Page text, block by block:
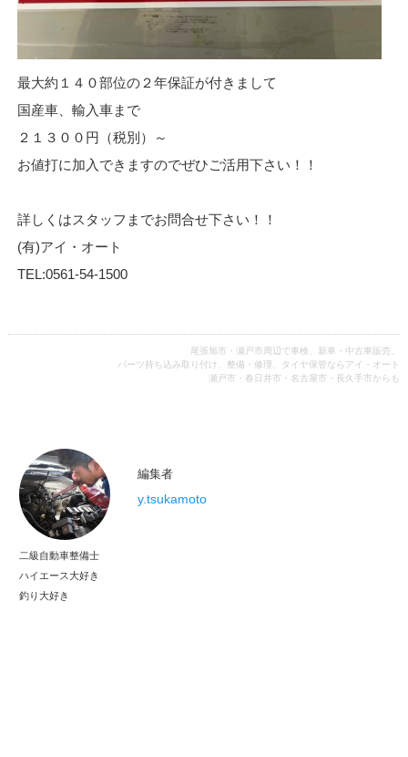
最大約１４０部位の２年保証が付きまして
国産車、輸入車まで
２１３００円（税別）～
お値打に加入できますのでぜひご活用下さい！！
詳しくはスタッフまでお問合せ下さい！！
(有)アイ・オート
TEL:0561-54-1500
尾張旭市・瀬戸市周辺で車検、新車・中古車販売、
パーツ持ち込み取り付け、整備・修理、タイヤ保管ならアイ・オート
瀬戸市・春日井市・名古屋市・長久手市からも
編集者
y.tsukamoto
二級自動車整備士
ハイエース大好き
釣り大好き